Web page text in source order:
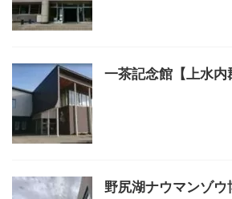
一茶記念館【上水内
野尻湖ナウマンゾウ